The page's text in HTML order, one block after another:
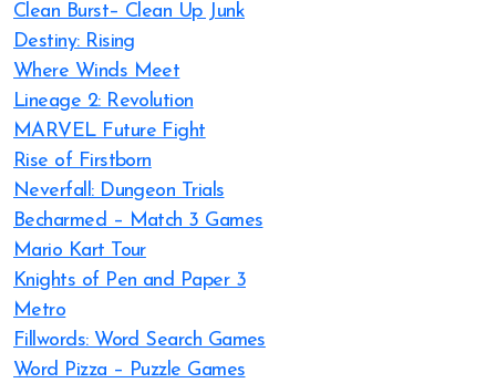
Clean Burst– Clean Up Junk
Destiny: Rising
Where Winds Meet
Lineage 2: Revolution
MARVEL Future Fight
Rise of Firstborn
Neverfall: Dungeon Trials
Becharmed – Match 3 Games
Mario Kart Tour
Knights of Pen and Paper 3
Metro
Fillwords: Word Search Games
Word Pizza – Puzzle Games